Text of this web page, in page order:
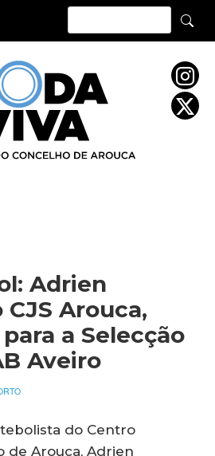
Adrien
Arouca,
a Selecção
Aveiro
do Centro
de Arouca, Adrien